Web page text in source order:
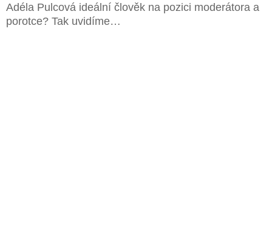
Adéla Pulcová ideální člověk na pozici moderátora a
porotce? Tak uvidíme…